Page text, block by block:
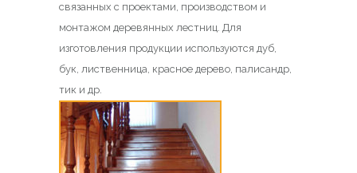
связанных с проектами, производством и
монтажом деревянных лестниц. Для
изготовления продукции используются дуб,
бук, лиственница, красное дерево, палисандр,
тик и др.